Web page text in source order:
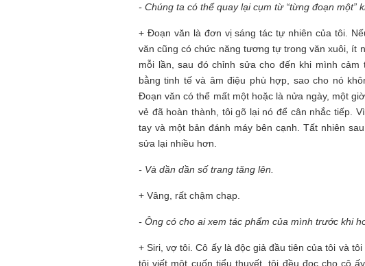
- Chúng ta có thể quay lại cụm từ “từng đoạn một”
+ Đoạn văn là đơn vị sáng tác tự nhiên của tôi.
văn cũng có chức năng tương tự trong văn xuôi, ít
mỗi lần, sau đó chỉnh sửa cho đến khi mình
bằng tinh tế và âm điệu phù hợp, sao cho nó
Đoạn văn có thể mất một hoặc là nửa ngày, một
vẻ đã hoàn thành, tôi gõ lại nó để cân nhắc tiếp.
tay và một bản đánh máy bên cạnh. Tất nhiên
sửa lại nhiều hơn.
- Và dần dần số trang tăng lên.
+ Vâng, rất chậm chạp.
- Ông có cho ai xem tác phẩm của mình trước khi
+ Siri, vợ tôi. Cô ấy là độc giả đầu tiên của tôi và
tôi viết một cuốn tiểu thuyết, tôi đều đọc cho cô